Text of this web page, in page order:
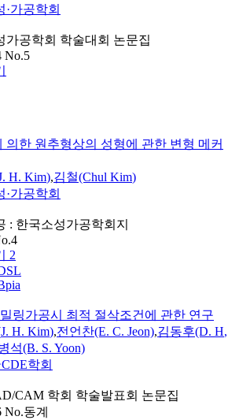
·가공학회
가공학회 학술대회 논문집
No.5
의한 원추형상의 성형에 관한 변형 메커
H. Kim),김철(Chul Kim)
·가공학회
: 한국소성가공학회지
2
링가공시 최적 절삭조건에 관한 연구
J. H. Kim),전언찬(E. C. Jeon),김동후(D. H,
석(B. S. Yoon)
학회
CAM 학회 학술발표회 논문집
No.동계